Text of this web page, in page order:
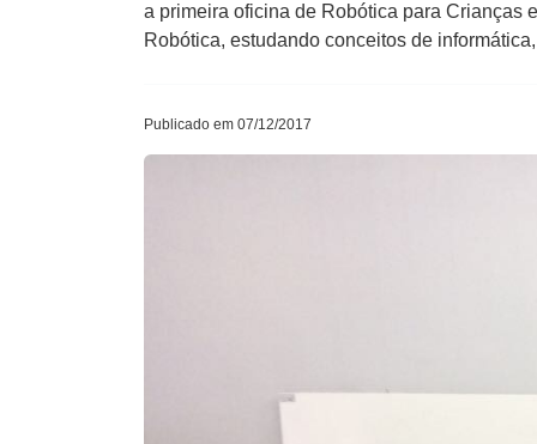
a primeira oficina de Robótica para Crianças
Robótica, estudando conceitos de
Publicado em 07/12/2017